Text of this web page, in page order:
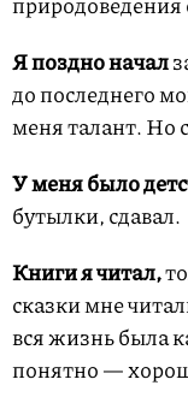
Я поздно начал
до последнего
меня талант. Но
У меня было
бутылки, сдавал.
Книги я читал,
сказки мне
вся жизнь была
понятно —